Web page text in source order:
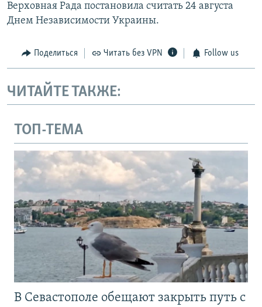
Верховная Рада постановила считать 24 августа
Днем Независимости Украины.
Поделиться Читать без VPN Follow us
ЧИТАЙТЕ ТАКЖЕ:
ТОП-ТЕМА
В Севастополе обещают закрыть путь с